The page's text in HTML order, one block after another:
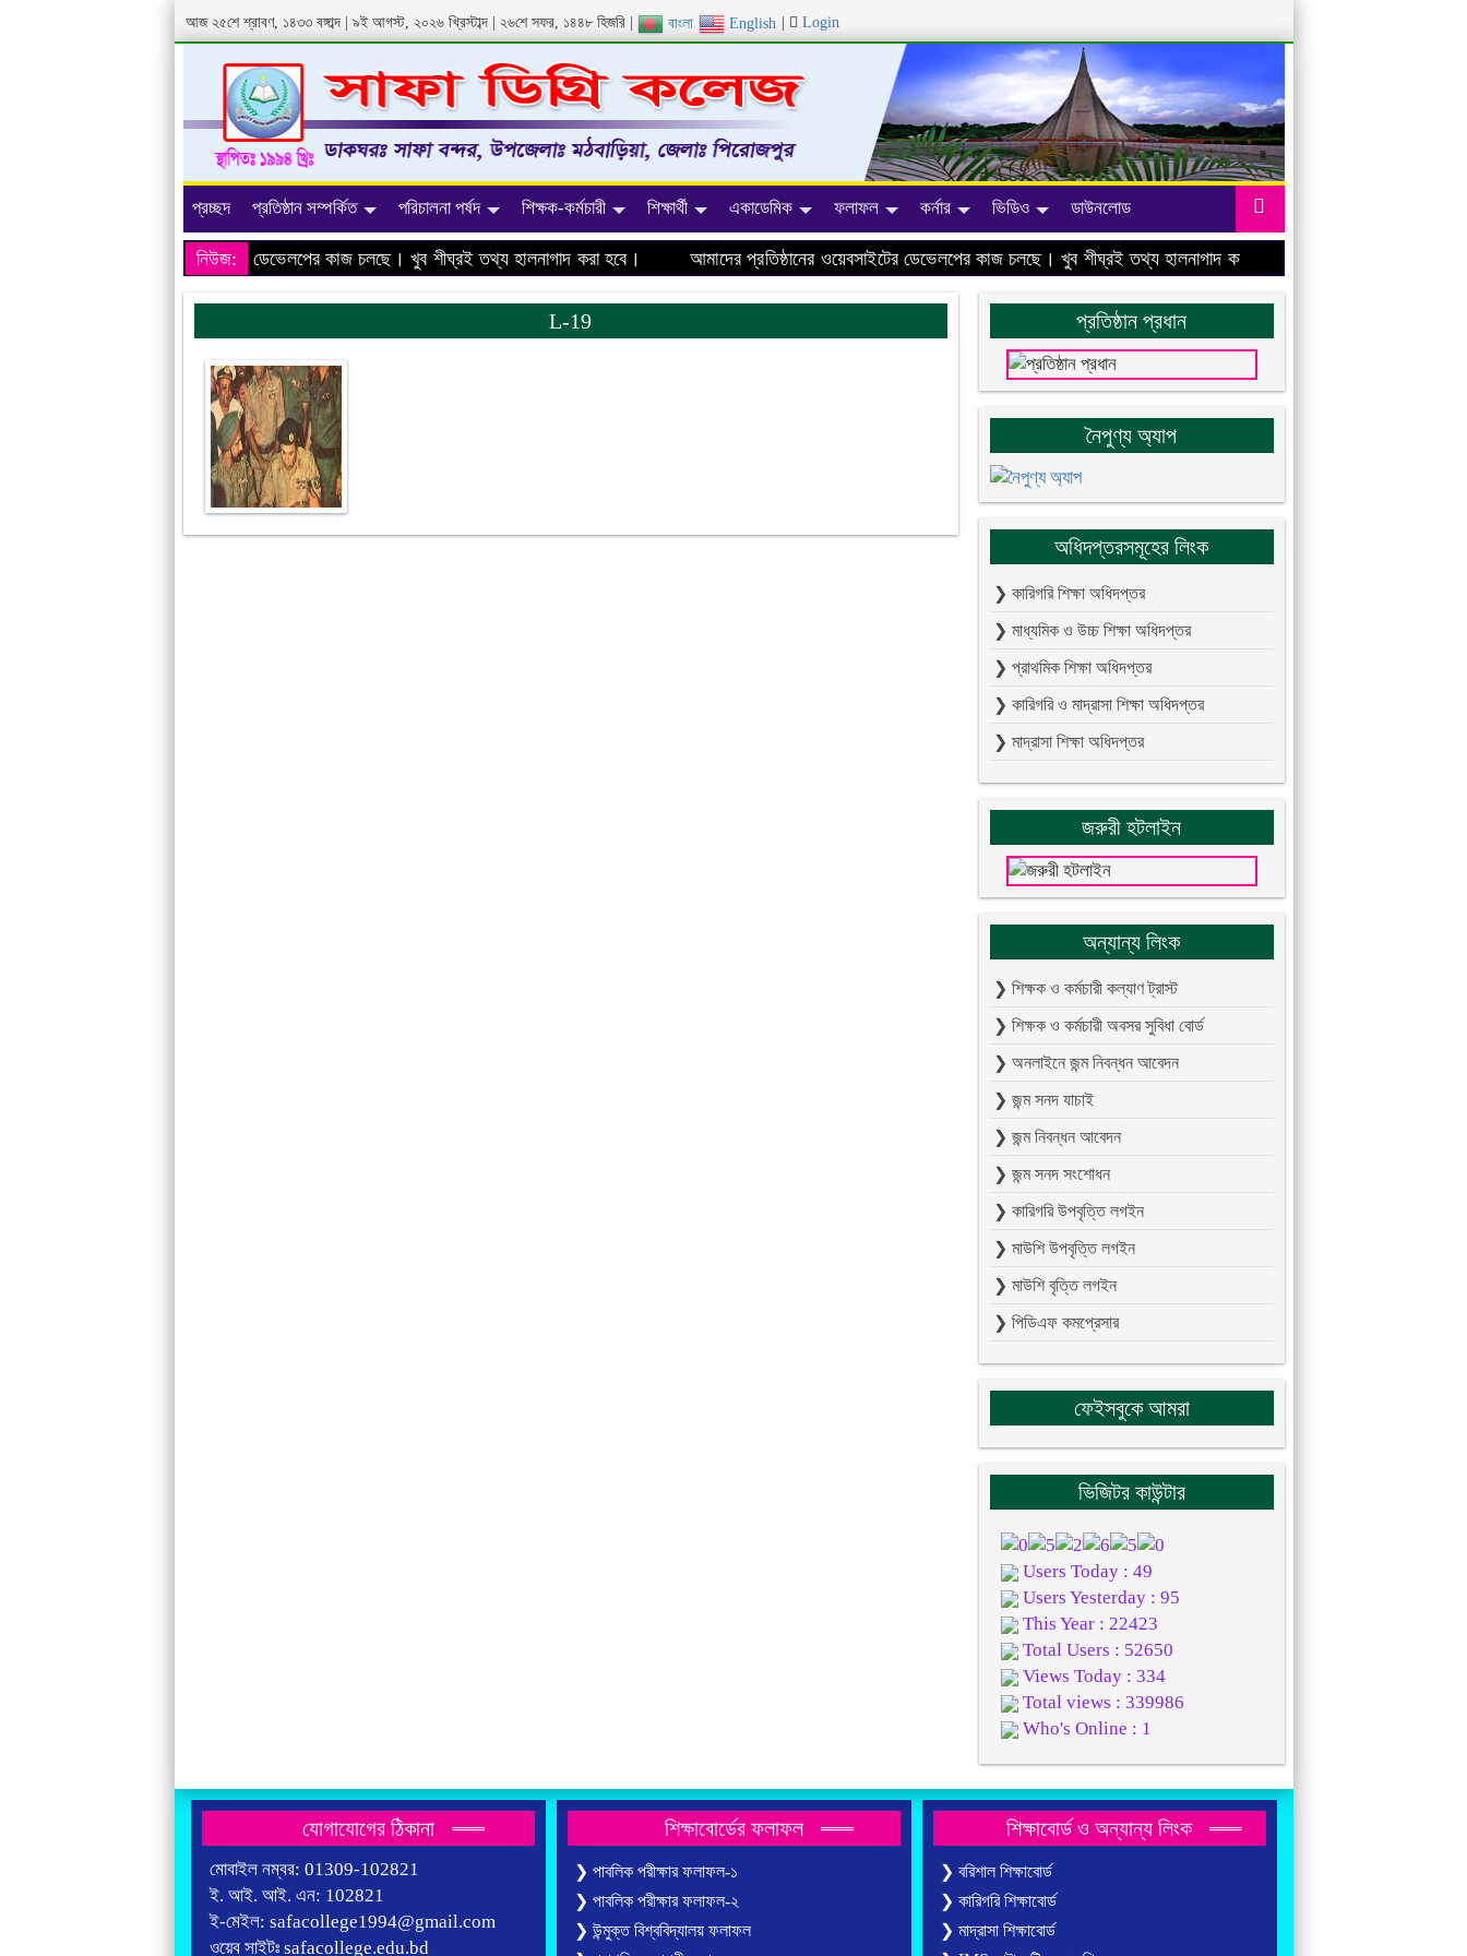
আজ ২৫শে শ্রাবণ, ১৪৩৩ বঙ্গাব্দ | ৯ই আগস্ট, ২০২৬ খ্রিস্টাব্দ | ২৬শে সফর, ১৪৪৮ হিজরি | বাংলা English Login
প্রচ্ছদ প্রতিষ্ঠান সম্পর্কিত পরিচালনা পর্ষদ শিক্ষক-কর্মচারী শিক্ষার্থী একাডেমিক ফলাফল কর্নার ভিডিও ডাউনলোড
নিউজ: আমাদের প্রতিষ্ঠানের ওয়েবসাইটের ডেভেলপের কাজ চলছে। খুব শীঘ্রই তথ্য হালনাগাদ করা হবে।
আমাদের প্রতিষ্ঠানের ওয়েবসাইটের ডেভেলপের কাজ চলছে। খুব শীঘ্রই তথ্য হালনাগাদ করা হবে।
L-19 প্রতিষ্ঠান প্রধান
নৈপুণ্য অ্যাপ
অধিদপ্তরসমূহের লিংক
❯ কারিগরি শিক্ষা অধিদপ্তর
❯ মাধ্যমিক ও উচ্চ শিক্ষা অধিদপ্তর
❯ প্রাথমিক শিক্ষা অধিদপ্তর
❯ কারিগরি ও মাদ্রাসা শিক্ষা অধিদপ্তর
❯ মাদ্রাসা শিক্ষা অধিদপ্তর
জরুরী হটলাইন
অন্যান্য লিংক
❯ শিক্ষক ও কর্মচারী কল্যাণ ট্রাস্ট
❯ শিক্ষক ও কর্মচারী অবসর সুবিধা বোর্ড
❯ অনলাইনে জন্ম নিবন্ধন আবেদন
❯ জন্ম সনদ যাচাই
❯ জন্ম নিবন্ধন আবেদন
❯ জন্ম সনদ সংশোধন
❯ কারিগরি উপবৃত্তি লগইন
❯ মাউশি উপবৃত্তি লগইন
❯ মাউশি বৃত্তি লগইন
❯ পিডিএফ কমপ্রেসার
ফেইসবুকে আমরা
ভিজিটর কাউন্টার
Users Today : 49
Users Yesterday : 95
This Year : 22423
Total Users : 52650
Views Today : 334
Total views : 339986
Who's Online : 1
যোগাযোগের ঠিকানা
মোবাইল নম্বর: 01309-102821
ই. আই. আই. এন: 102821
ই-মেইল: safacollege1994@gmail.com
ওয়েব সাইটঃ safacollege.edu.bd
শিক্ষাবোর্ডের ফলাফল
❯ পাবলিক পরীক্ষার ফলাফল-১
❯ পাবলিক পরীক্ষার ফলাফল-২
❯ উন্মুক্ত বিশ্ববিদ্যালয় ফলাফল
শিক্ষাবোর্ড ও অন্যান্য লিংক
❯ বরিশাল শিক্ষাবোর্ড
❯ কারিগরি শিক্ষাবোর্ড
❯ মাদ্রাসা শিক্ষাবোর্ড